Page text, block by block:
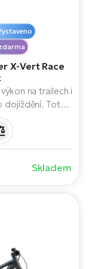
X-Vert Race
na trailech i
dojíždění. Toto
Line CX
se můžete
stabilita a
Skladem